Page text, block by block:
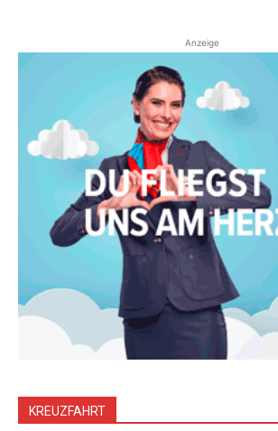
Anzeige
KREUZFAHRT